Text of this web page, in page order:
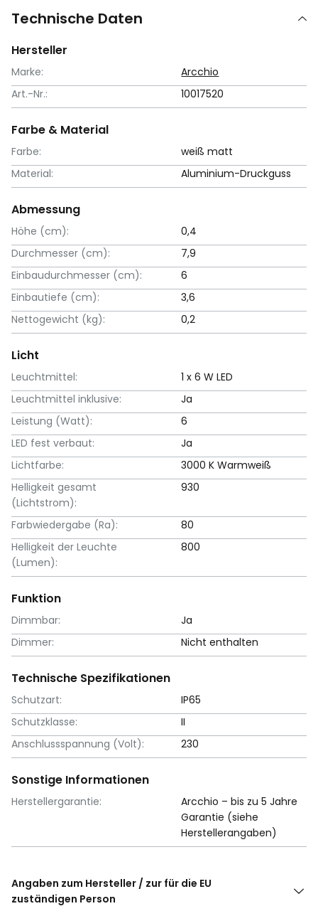
Technische Daten
Hersteller
Marke:
Arcchio
Art.-Nr.:
10017520
Farbe & Material
Farbe:
weiß matt
Material:
Aluminium-Druckguss
Abmessung
Höhe (cm):
0,4
Durchmesser (cm):
7,9
Einbaudurchmesser (cm):
6
Einbautiefe (cm):
3,6
Nettogewicht (kg):
0,2
Licht
Leuchtmittel:
1 x 6 W LED
Leuchtmittel inklusive:
Ja
Leistung (Watt):
6
LED fest verbaut:
Ja
Lichtfarbe:
3000 K Warmweiß
Helligkeit gesamt
(Lichtstrom):
930
Farbwiedergabe (Ra):
80
Helligkeit der Leuchte
(Lumen):
800
Funktion
Dimmbar:
Ja
Dimmer:
Nicht enthalten
Technische Spezifikationen
Schutzart:
IP65
Schutzklasse:
II
Anschlussspannung (Volt):
230
Sonstige Informationen
Herstellergarantie:
Arcchio – bis zu 5 Jahre
Garantie (siehe
Herstellerangaben)
Angaben zum Hersteller / zur für die EU
zuständigen Person